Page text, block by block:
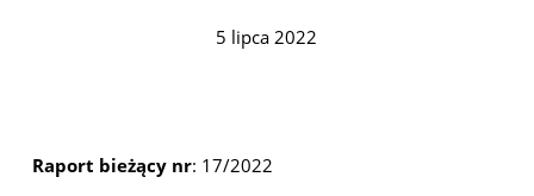
5 lipca 2022
Raport bieżący nr: 17/2022